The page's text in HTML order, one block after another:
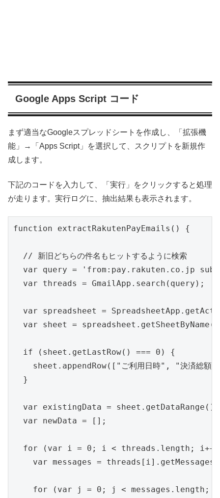
Google Apps Script コード
まず適当なGoogleスプレッドシートを作成し、「拡張機
能」→「Apps Script」を選択して、スクリプトを新規作
成します。
下記のコードを入力して、「実行」をクリックすると処理
が走ります。実行ログに、抽出結果も表示されます。
function extractRakutenPayEmails() {
  // 新旧どちらの件名もヒットするように検索
var query = 'from:pay.rakuten.co.jp
  var threads = GmailApp.search(query);
var spreadsheet =
var sheet = spreadsheet.getSheetByName("
  if (sheet.getLastRow() === 0) {
sheet.appendRow(["ご利用日時", "決済総額
  }
var existingData =
  var newData = [];
for (var i = 0; i < threads.length;
var messages =
for (var j = 0; j < messages.length;